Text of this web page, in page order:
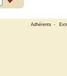
Adhérents -